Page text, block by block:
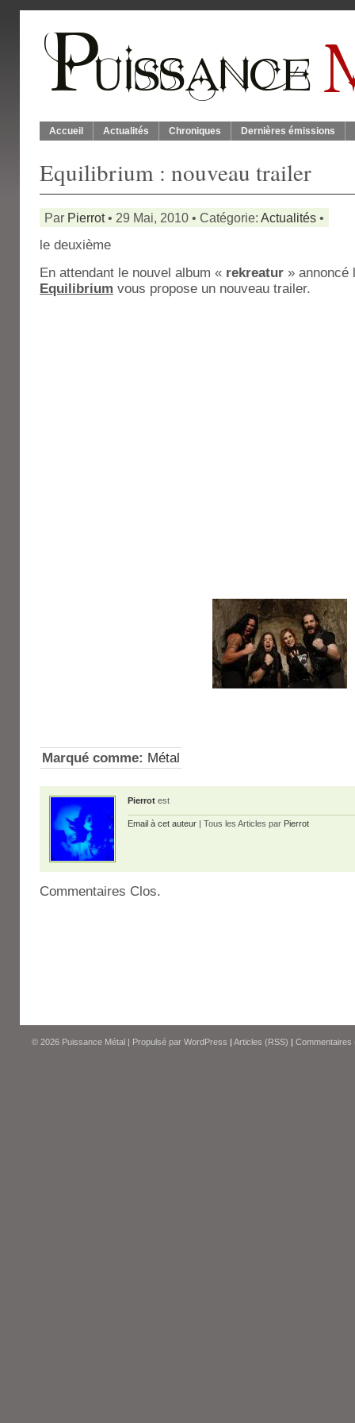
Accueil Actualités Chroniques Dernières émissions
Equilibrium : nouveau trailer
Par Pierrot• 29 Mai, 2010 • Catégorie: Actualités •
le deuxième
En attendant le nouvel album « rekreatur » annoncé
Equilibrium vous propose un nouveau trailer.
Marqué comme: Métal
Pierrot est
Email à cet auteur | Tous les Articles par Pierrot
Commentaires Clos.
© 2026 Puissance Métal | Propulsé par WordPress | Articles (RSS) | Commentaires